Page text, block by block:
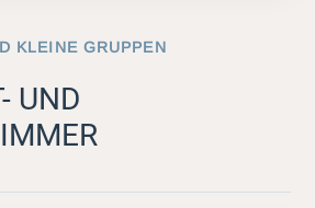
KLEINE GRUPPEN
UND